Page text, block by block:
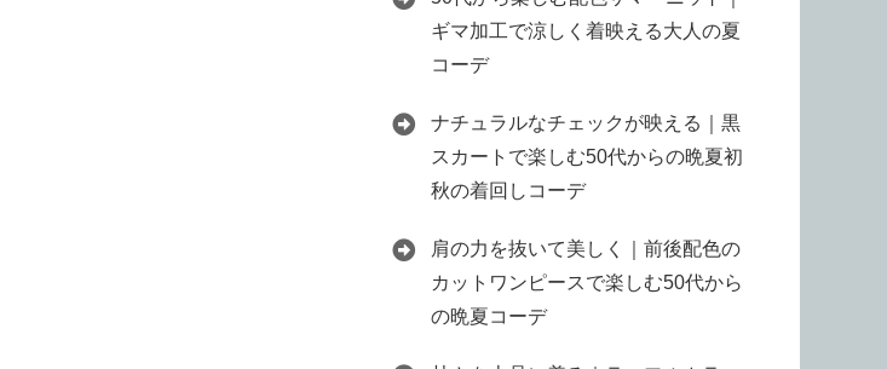
ギマ加工で涼しく着映える大人の夏
コーデ
ナチュラルなチェックが映える｜黒
スカートで楽しむ50代からの晩夏初
秋の着回しコーデ
肩の力を抜いて美しく｜前後配色の
カットワンピースで楽しむ50代から
の晩夏コーデ